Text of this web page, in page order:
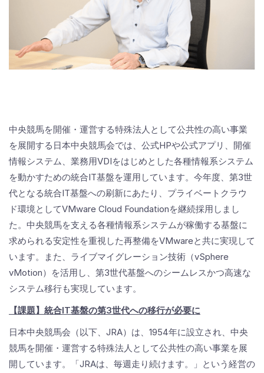
中央競馬を開催・運営する特殊法人として公共性の高い事業
を展開する日本中央競馬会では、公式HPや公式アプリ、開催
情報システム、業務用VDIをはじめとした各種情報系システム
を動かすための統合IT基盤を運用しています。今年度、第3世
代となる統合IT基盤への刷新にあたり、プライベートクラウ
ド環境としてVMware Cloud Foundationを継続採用しまし
た。中央競馬を支える各種情報系システムが稼働する基盤に
求められる安定性を重視した再整備をVMwareと共に実現して
います。また、ライブマイグレーション技術（vSphere
vMotion）を活用し、第3世代基盤へのシームレスかつ高速な
システム移行も実現しています。
【課題】統合IT基盤の第3世代への移行が必要に
日本中央競馬会（以下、JRA）は、1954年に設立され、中央
競馬を開催・運営する特殊法人として公共性の高い事業を展
開しています。「JRAは、毎週走り続けます。」という経営の